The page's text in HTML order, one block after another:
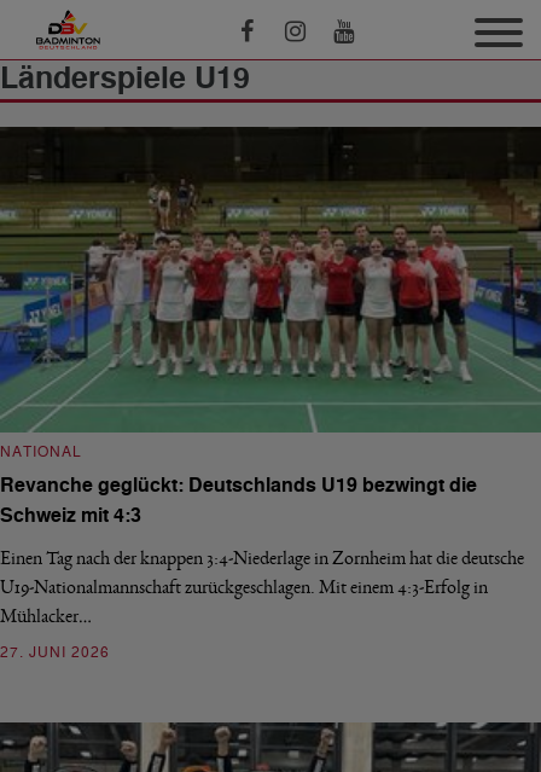
Länderspiele U19
NATIONAL
Revanche geglückt: Deutschlands U19 bezwingt die
Schweiz mit 4:3
Einen Tag nach der knappen 3:4-Niederlage in Zornheim hat die deutsche
U19-Nationalmannschaft zurückgeschlagen. Mit einem 4:3-Erfolg in
Mühlacker…
27. JUNI 2026